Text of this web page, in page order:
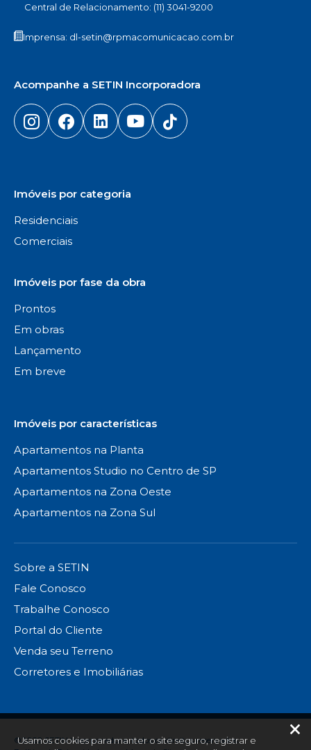
Central de Relacionamento: (11) 3041-9200
Imprensa: dl-setin@rpmacomunicacao.com.br
Acompanhe a SETIN Incorporadora
Imóveis por categoria
Residenciais
Comerciais
Imóveis por fase da obra
Prontos
Em obras
Lançamento
Em breve
Imóveis por características
Apartamentos na Planta
Apartamentos Studio no Centro de SP
Apartamentos na Zona Oeste
Apartamentos na Zona Sul
Sobre a SETIN
Fale Conosco
Trabalhe Conosco
Portal do Cliente
Venda seu Terreno
Corretores e Imobiliárias
©2022 SETIN Incorporadora, todos os direitos reservados.
Usamos cookies para manter o site seguro, registrar e